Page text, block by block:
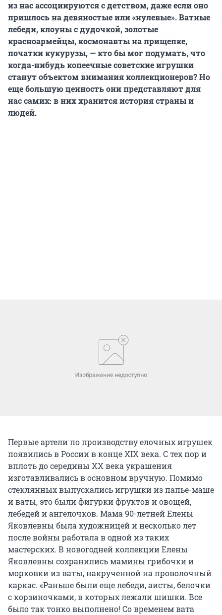
из нас ассоциируются с детством, даже если оно
пришлось на девяностые или «нулевые». Ватные
лебеди, клоуны с дудочкой, золотые
красноармейцы, космонавты на прищепке,
початки кукурузы, — кто бы мог подумать, что
когда-нибудь копеечные советские игрушки
станут объектом внимания коллекционеров? Но
еще большую ценность они представляют для
нас самих: в них хранится история страны и
людей.
Первые артели по производству елочных игрушек
появились в России в конце XIX века. С тех пор и
вплоть до середины XX века украшения
изготавливались в основном вручную. Помимо
стеклянных выпускались игрушки из папье-маше
и ваты, это были фигурки фруктов и овощей,
лебедей и ангелочков. Мама 90-летней Елены
Яковлевны была художницей и несколько лет
после войны работала в одной из таких
мастерских. В новогодней коллекции Елены
Яковлевны сохранились мамины грибочки и
морковки из ваты, накрученной на проволочный
каркас. «Раньше были еще лебеди, аисты, белочки
с корзиночками, в которых лежали шишки. Все
было так тонко выполнено! Со временем вата